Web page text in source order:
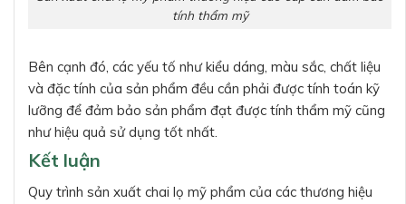
tính thẩm mỹ
Bên cạnh đó, các yếu tố như kiểu dáng, màu sắc, chất liệu
và đặc tính của sản phẩm đều cần phải được tính toán kỹ
lưỡng để đảm bảo sản phẩm đạt được tính thẩm mỹ cũng
như hiệu quả sử dụng tốt nhất.
Kết luận
Quy trình sản xuất chai lọ mỹ phẩm của các thương hiệu